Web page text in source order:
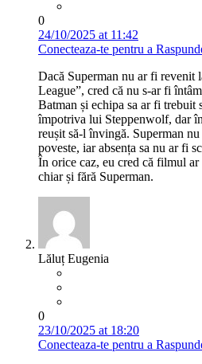
0
24/10/2025 at 11:42
Conecteaza-te pentru a
Dacă Superman nu ar fi revenit
League”, cred că nu s-ar fi
Batman și echipa sa ar fi trebuit
împotriva lui Steppenwolf, dar
reușit să-l învingă. Superman
poveste, iar absența sa nu ar fi
În orice caz, eu cred că filmul
chiar și fără Superman.
Lăluț Eugenia
0
23/10/2025 at 18:20
Conecteaza-te pentru a